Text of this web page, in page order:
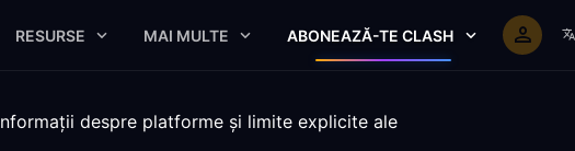
RESURSE MAI MULTE ABONEAZĂ-TE CLASH
despre platforme și limite explicite ale